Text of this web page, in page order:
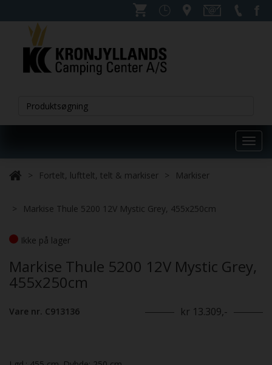
Fortelt, lufttelt, telt & markiser Markiser
Markise Thule 5200 12V Mystic Grey, 455x250cm
Ikke på lager
Markise Thule 5200 12V Mystic Grey,
455x250cm
Vare nr. C913136 kr 13.309,-